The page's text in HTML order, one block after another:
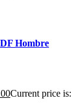
Hombre
Current price is: